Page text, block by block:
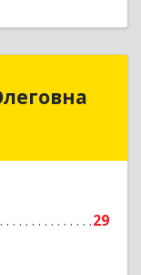
29
ул, дом №